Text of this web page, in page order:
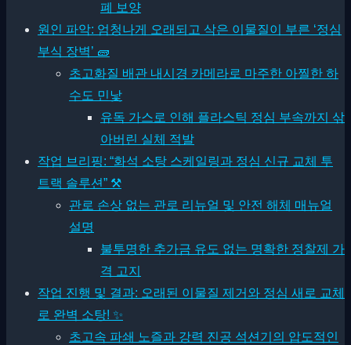
폐 보양
원인 파악: 엄청나게 오래되고 삭은 이물질이 부른 ‘정심
부식 장벽’ 🧱
초고화질 배관 내시경 카메라로 마주한 아찔한 하
수도 민낯
유독 가스로 인해 플라스틱 정심 부속까지 삮
아버린 실체 적발
작업 브리핑: “화석 소탕 스케일링과 정심 신규 교체 투
트랙 솔루션” ⚒
관로 손상 없는 관로 리뉴얼 및 안전 해체 매뉴얼
설명
불투명한 추가금 유도 없는 명확한 정찰제 가
격 고지
작업 진행 및 결과: 오래된 이물질 제거와 정심 새로 교체
로 완벽 소탕! ✨
초고속 파쇄 노즐과 강력 진공 석션기의 압도적인